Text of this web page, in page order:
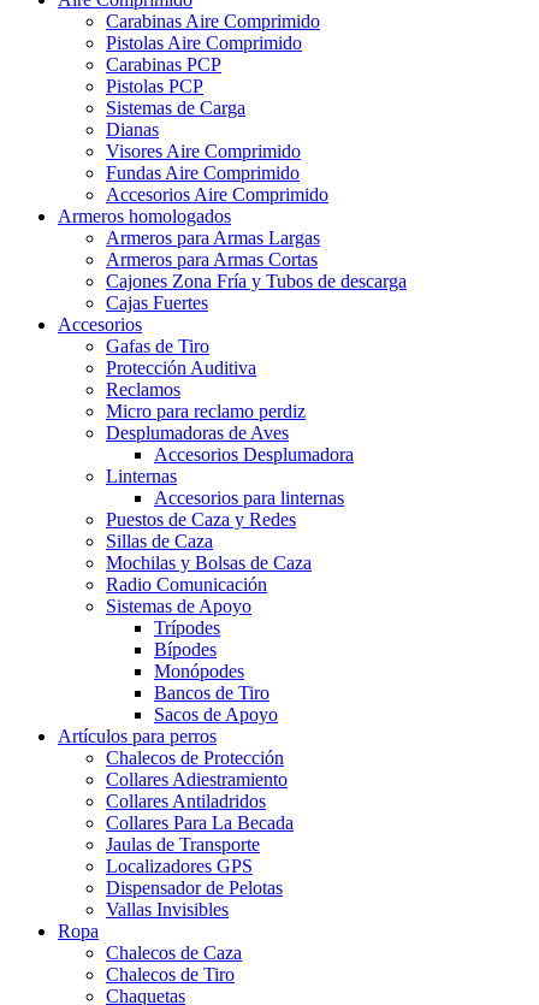
Carabinas Aire Comprimido
Pistolas Aire Comprimido
Carabinas PCP
Pistolas PCP
Sistemas de Carga
Dianas
Visores Aire Comprimido
Fundas Aire Comprimido
Accesorios Aire Comprimido
Armeros homologados
Armeros para Armas Largas
Armeros para Armas Cortas
Cajones Zona Fría y Tubos de descarga
Cajas Fuertes
Accesorios
Gafas de Tiro
Protección Auditiva
Reclamos
Micro para reclamo perdiz
Desplumadoras de Aves
Accesorios Desplumadora
Linternas
Accesorios para linternas
Puestos de Caza y Redes
Sillas de Caza
Mochilas y Bolsas de Caza
Radio Comunicación
Sistemas de Apoyo
Trípodes
Bípodes
Monópodes
Bancos de Tiro
Sacos de Apoyo
Artículos para perros
Chalecos de Protección
Collares Adiestramiento
Collares Antiladridos
Collares Para La Becada
Jaulas de Transporte
Localizadores GPS
Dispensador de Pelotas
Vallas Invisibles
Ropa
Chalecos de Caza
Chalecos de Tiro
Chaquetas